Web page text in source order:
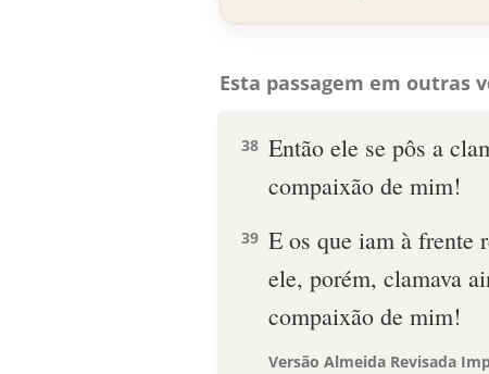
Esta passagem em outras
38 Então ele se pôs a
compaixão de mim!
39 E os que iam à frente
ele, porém, clamava
compaixão de mim!
Versão Almeida Revisada